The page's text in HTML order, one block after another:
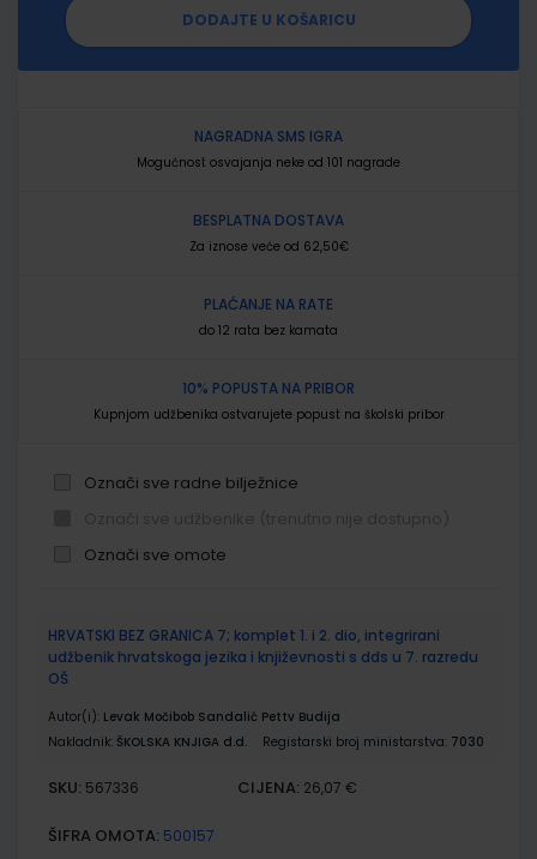
DODAJTE U KOŠARICU
NAGRADNA SMS IGRA
Mogućnost osvajanja neke od 101 nagrade
BESPLATNA DOSTAVA
Za iznose veće od 62,50€
PLAĆANJE NA RATE
do 12 rata bez kamata
10% POPUSTA NA PRIBOR
Kupnjom udžbenika ostvarujete popust na školski pribor
Označi sve radne bilježnice
Označi sve omote
proizvodi
HRVATSKI BEZ GRANICA 7; komplet 1. i 2. dio, integrirani
udžbenik hrvatskoga jezika i književnosti s dds u 7. razredu
OŠ
Autor(i): Levak Močibob Sandalić Pettv Budija
Nakladnik: ŠKOLSKA KNJIGA d.d. Registarski broj ministarstva: 7030
SKU: 567336 CIJENA: 26,07 €
ŠIFRA OMOTA: 500157